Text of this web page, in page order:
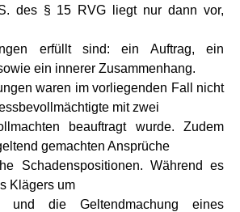
des § 15 RVG liegt nur dann vor,
erfüllt sind: ein Auftrag, ein
ein innerer Zusammenhang.
waren im vorliegenden Fall nicht
mit zwei
beauftragt wurde. Zudem
gemachten Ansprüche
Schadenspositionen. Während es
Klägers um
und die Geltendmachung eines